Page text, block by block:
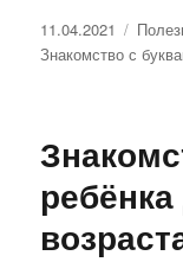
Опубликовано
11.04.2021
Знакомство с